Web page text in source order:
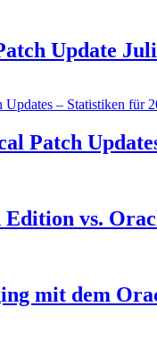
Update
Patch
Edition vs.
mit dem